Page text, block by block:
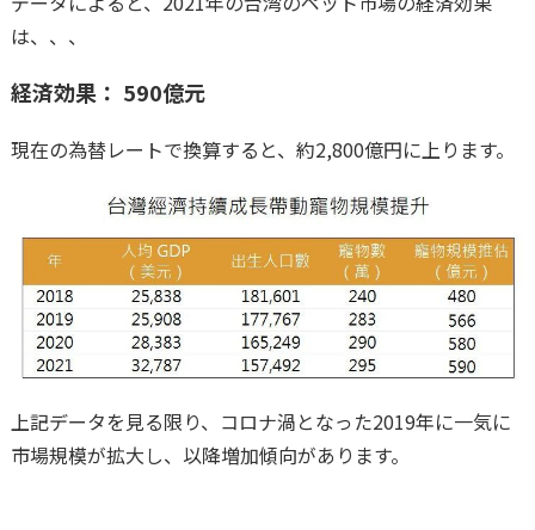
は、、、
経済効果： 590億元
現在の為替レートで換算すると、約2,800億円に上ります。
上記データを見る限り、コロナ渦となった2019年に一気に
市場規模が拡大し、以降増加傾向があります。